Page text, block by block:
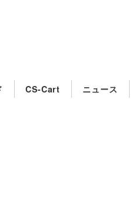
CS-Cart ニュース